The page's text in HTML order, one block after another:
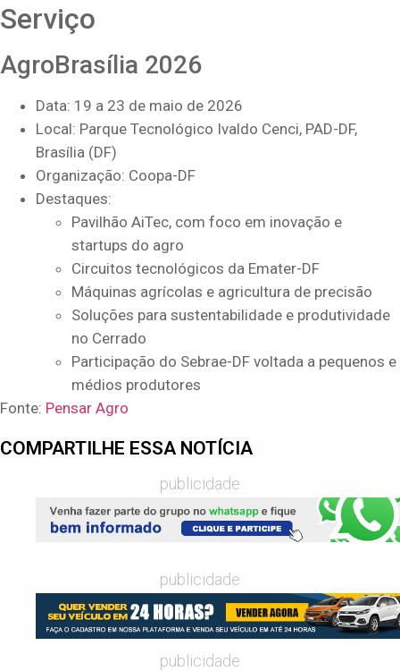
Serviço
AgroBrasília 2026
Data: 19 a 23 de maio de 2026
Local: Parque Tecnológico Ivaldo Cenci, PAD-DF,
Brasília (DF)
Organização: Coopa-DF
Destaques:
Pavilhão AiTec, com foco em inovação e
startups do agro
Circuitos tecnológicos da Emater-DF
Máquinas agrícolas e agricultura de precisão
Soluções para sustentabilidade e produtividade
no Cerrado
Participação do Sebrae-DF voltada a pequenos e
médios produtores
Fonte: Pensar Agro
COMPARTILHE ESSA NOTÍCIA
publicidade
publicidade
publicidade